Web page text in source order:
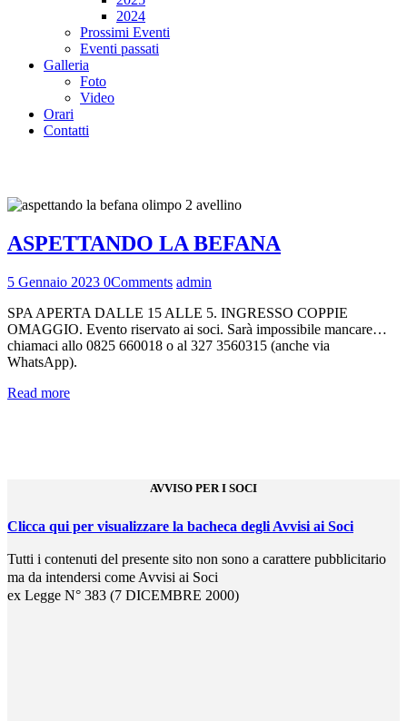
2024
Prossimi Eventi
Eventi passati
Galleria
Foto
Video
Orari
Contatti
ASPETTANDO LA BEFANA
5 Gennaio 2023 0Comments admin
SPA APERTA DALLE 15 ALLE 5. INGRESSO COPPIE
OMAGGIO. Evento riservato ai soci. Sarà impossibile mancare…
chiamaci allo 0825 660018 o al 327 3560315 (anche via
WhatsApp).
Read more
AVVISO PER I SOCI
Clicca qui per visualizzare la bacheca degli Avvisi ai Soci
Tutti i contenuti del presente sito non sono a carattere pubblicitario
ma da intendersi come Avvisi ai Soci
ex Legge N° 383 (7 DICEMBRE 2000)